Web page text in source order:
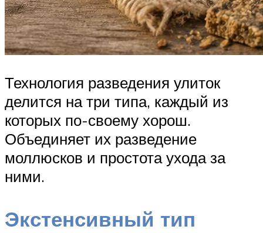
Технология разведения улиток
делится на три типа, каждый из
которых по-своему хорош.
Объединяет их разведение
моллюсков и простота ухода за
ними.
Экстенсивный тип